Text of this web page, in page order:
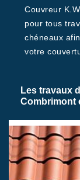
Couvreur
pour tous
chéneaux
votre
Les travaux
Combrimont